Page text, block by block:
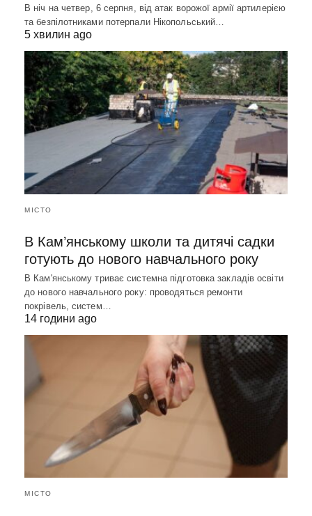
В ніч на четвер, 6 серпня, від атак ворожої армії артилерією
та безпілотниками потерпали Нікопольський…
5 хвилин ago
МІСТО
В Кам’янському школи та дитячі садки
готують до нового навчального року
В Кам'янському триває системна підготовка закладів освіти
до нового навчального року: проводяться ремонти
покрівель, систем…
14 години ago
МІСТО